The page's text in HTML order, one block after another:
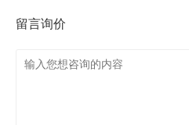
留言询价